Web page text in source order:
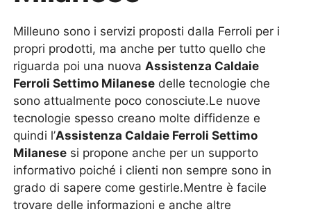
Milleuno sono i servizi proposti dalla Ferroli per i
propri prodotti, ma anche per tutto quello che
riguarda poi una nuovaAssistenza Caldaie
Ferroli Settimo Milanese delle tecnologie che
sono attualmente poco conosciute.Le nuove
tecnologie spesso creano molte diffidenze e
quindi l’Assistenza Caldaie Ferroli Settimo
Milanese si propone anche per un supporto
informativo poiché i clienti non sempre sono in
grado di sapere come gestirle.Mentre è facile
trovare delle informazioni e anche altre